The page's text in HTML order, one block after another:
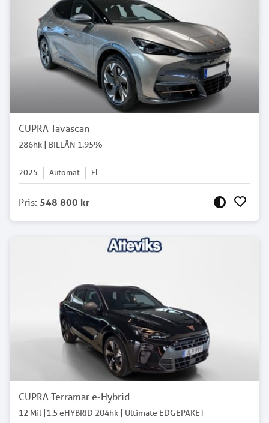
CUPRA Tavascan
286hk | BILLÅN 1.95%
2025 Automat El
Pris: 548 800 kr
CUPRA Terramar e-Hybrid
12 Mil |1.5 eHYBRID 204hk | Ultimate EDGEPAKET